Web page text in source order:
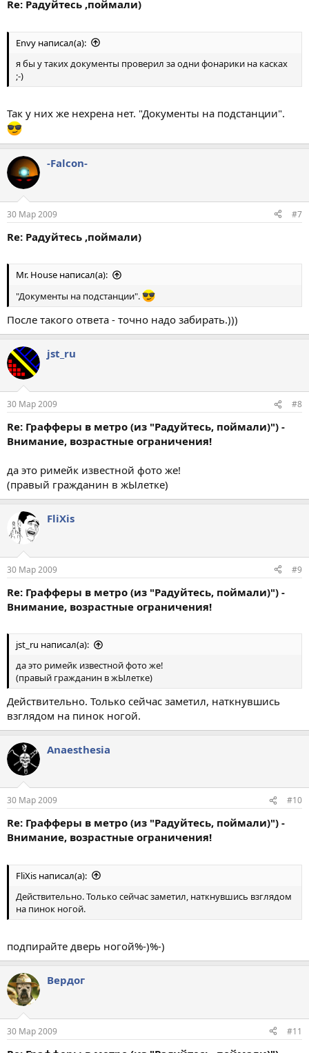
Re: Радуйтесь ,поймали)
Envy написал(а):
я бы у таких документы проверил за одни фонарики на касках
;-)
Так у них же нехрена нет. "Документы на подстанции".
-Falcon-
30 Мар 2009 #7
Re: Радуйтесь ,поймали)
Mr. House написал(а):
"Документы на подстанции".
После такого ответа - точно надо забирать.)))
jst_ru
30 Мар 2009 #8
Re: Графферы в метро (из "Радуйтесь, поймали)") -
Внимание, возрастные ограничения!
да это римейк известной фото же!
(правый гражданин в жЫлетке)
FliXis
30 Мар 2009 #9
Re: Графферы в метро (из "Радуйтесь, поймали)") -
Внимание, возрастные ограничения!
jst_ru написал(а):
да это римейк известной фото же!
(правый гражданин в жЫлетке)
Действительно. Только сейчас заметил, наткнувшись
взглядом на пинок ногой.
Anaesthesia
30 Мар 2009 #10
Re: Графферы в метро (из "Радуйтесь, поймали)") -
Внимание, возрастные ограничения!
FliXis написал(а):
Действительно. Только сейчас заметил, наткнувшись взглядом
на пинок ногой.
подпирайте дверь ногой%-)%-)
Вердог
30 Мар 2009 #11